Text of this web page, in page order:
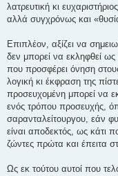
λατρευτική κι
αλλά συγχρόνως και
Επιπλέον, αξίζει να
δεν μπορεί να εκληφθεί
που προσφέρει όνηση
λογική κι έκφραση της
προσευχομένη μπορεί να
ενός τρόπου προσευχής,
σαρανταλείτουργου, εάν
είναι αποδεκτός, ως κάτι
ζώντες πρώτα και έπειτα
Ως εκ τούτου αυτοί που